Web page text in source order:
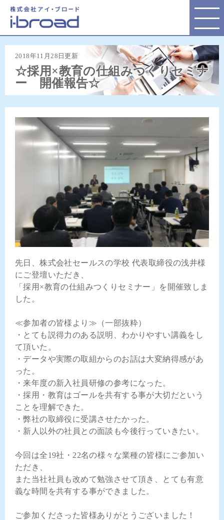
☆採用×教育の仕組みつくりセミナ
ー 開催報告☆
2018年11月28日更新
先日、株式会社セールスの学校 代表取締役の浅井様
にご登壇いただき、
「採用×教育の仕組みつくりセミナー」を開催致しま
した。
≪参加者の皆様より≫（一部抜粋）
・とても説得力のある説明、わかりやすい講義をし
て頂いた。
・データや実際の取組からのお話は大変納得感があ
った。
・来年度の新入社員研修の参考になった。
・採用・教育はゴールを共有する事が大切だという
ことを理解できた。
・弊社の取締役に受講させたかった。
・新人以外の社員との面談も今後行っていきたい。
今回は全19社・22名の様々な業種の皆様にご参加い
ただき、
また当社社員も改めて勉強させて頂き、とても有意
義な時間を共有する事ができました。
ご参加くださった皆様ありがとうございました！